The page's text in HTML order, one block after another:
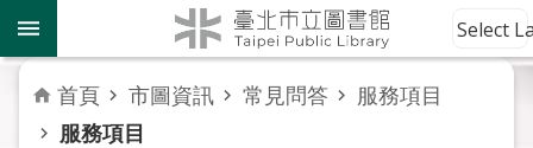
跳到主要內容區塊
到
館
資
訊
Select
首頁 市圖資訊 常見問答
服務項目
服務項目